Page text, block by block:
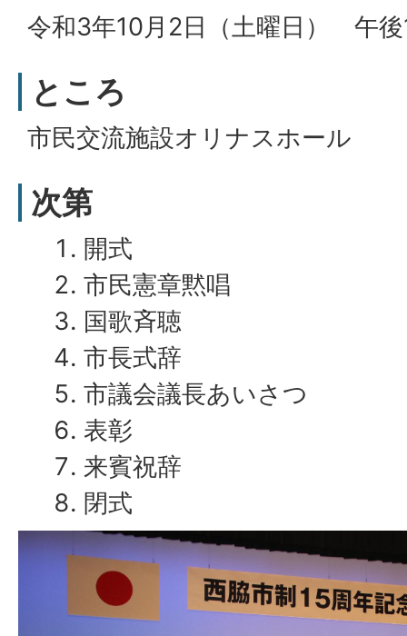
令和3年10月2日（土曜日） 午
ところ
市民交流施設オリナスホール
次第
開式
市民憲章黙唱
国歌斉聴
市長式辞
市議会議長あいさつ
表彰
来賓祝辞
閉式